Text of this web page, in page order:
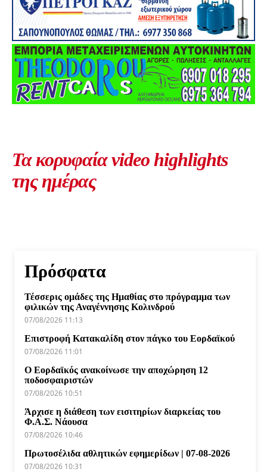
Τα κορυφαία video highlights
της ημέρας
Πρόσφατα
Τέσσερις ομάδες της Ημαθίας στο πρόγραμμα των
φιλικών της Αναγέννησης Κολινδρού
07/08/2026 11:13
Επιστροφή Κατακαλίδη στον πάγκο του Εορδαϊκού
07/08/2026 11:01
Ο Εορδαϊκός ανακοίνωσε την αποχώρηση 12
ποδοσφαιριστών
07/08/2026 10:51
Άρχισε η διάθεση των εισιτηρίων διαρκείας του
Φ.Α.Σ. Νάουσα
07/08/2026 10:46
Πρωτοσέλιδα αθλητικών εφημερίδων | 07-08-2026
07/08/2026 10:31